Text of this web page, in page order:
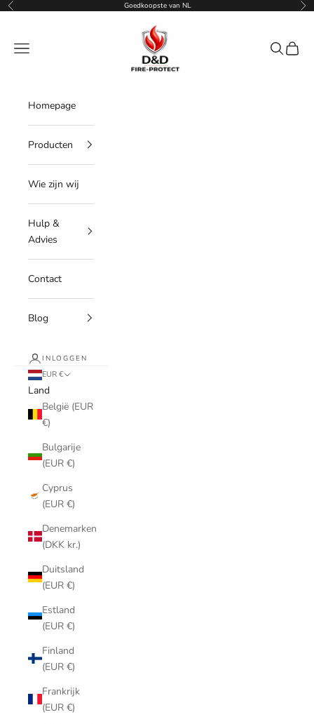
Naar inhoud
Vorige Goedkoopste van NL
D&D Fireprotect
Menu
Zoeken
Homepage
Producten
Wie zijn wij
Hulp &
Advies
Contact
Blog
INLOGGEN
EUR €
Land
België (EUR
€)
Bulgarije
(EUR €)
Cyprus
(EUR €)
Denemarken
(DKK kr.)
Duitsland
(EUR €)
Estland
(EUR €)
Finland
(EUR €)
Frankrijk
(EUR €)